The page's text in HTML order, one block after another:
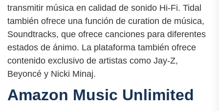
transmitir música en calidad de sonido Hi-Fi. Tidal
también ofrece una función de curation de música,
Soundtracks, que ofrece canciones para diferentes
estados de ánimo. La plataforma también ofrece
contenido exclusivo de artistas como Jay-Z,
Beyoncé y Nicki Minaj.
Amazon Music Unlimited